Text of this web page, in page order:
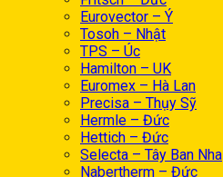
Eurovector – Ý
Tosoh – Nhật
TPS – Úc
Hamilton – UK
Euromex – Hà Lan
Precisa – Thụy Sỹ
Hermle – Đức
Hettich – Đức
Selecta – Tây Ban Nha
Nabertherm – Đức